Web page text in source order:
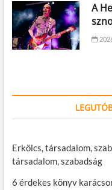
A
Erkölcs, társadalom,
társadalom, szabadság
6 érdekes könyv